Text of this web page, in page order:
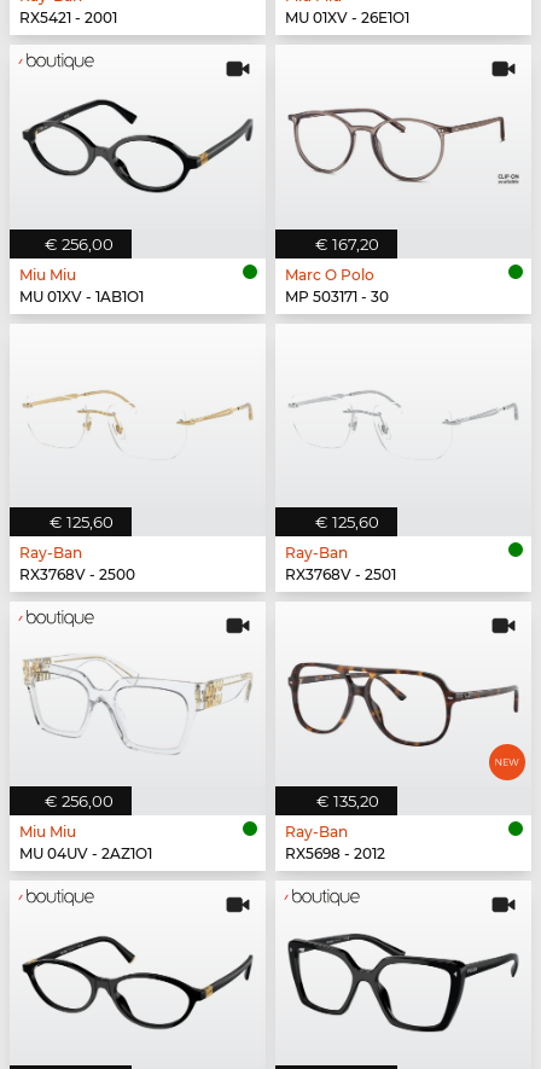
RX5421 - 2001
MU 01XV - 26E1O1
€ 256,00
Miu Miu
MU 01XV - 1AB1O1
€ 167,20
Marc O Polo
MP 503171 - 30
€ 125,60
Ray-Ban
RX3768V - 2500
€ 125,60
Ray-Ban
RX3768V - 2501
€ 256,00
Miu Miu
MU 04UV - 2AZ1O1
€ 135,20
Ray-Ban
RX5698 - 2012